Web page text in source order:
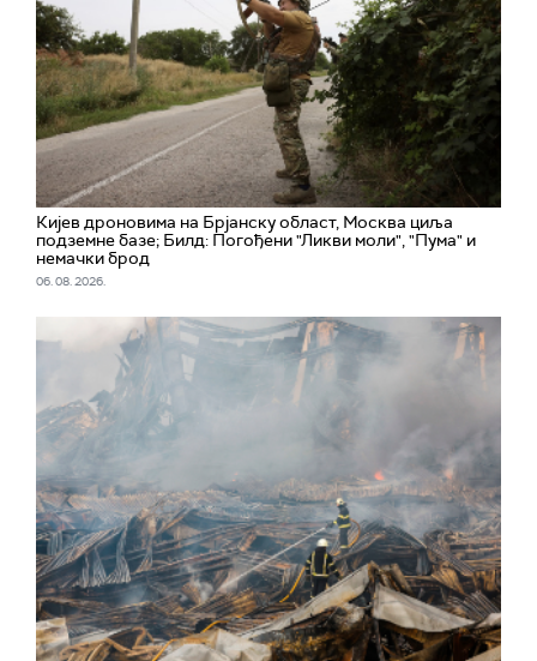
Кијев дроновима на Брјанску област, Москва циља
подземне базе; Билд: Погођени "Ликви моли", "Пума" и
немачки брод
06. 08. 2026.